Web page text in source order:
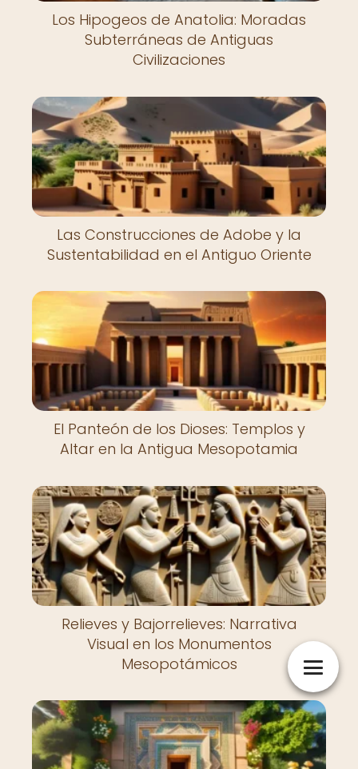
Los Hipogeos de Anatolia: Moradas
Subterráneas de Antiguas
Civilizaciones
Las Construcciones de Adobe y la
Sustentabilidad en el Antiguo Oriente
El Panteón de los Dioses: Templos y
Altar en la Antigua Mesopotamia
Relieves y Bajorrelieves: Narrativa
Visual en los Monumentos
Mesopotámicos